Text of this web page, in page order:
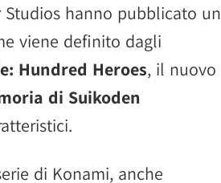
Studios hanno pubblicato un
viene definito dagli
Hundred Heroes, il nuovo
di Suikoden
di Konami, anche